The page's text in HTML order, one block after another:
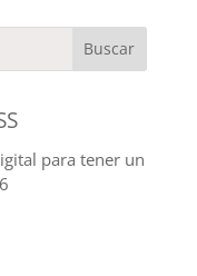
para tener un